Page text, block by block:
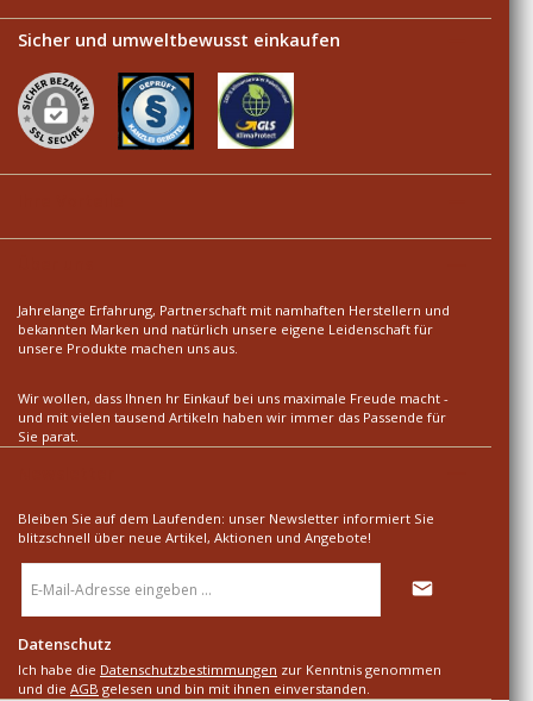
Sicher und umweltbewusst einkaufen
Jahrelange Erfahrung, Partnerschaft mit namhaften Herstellern und
bekannten Marken und natürlich unsere eigene Leidenschaft für
unsere Produkte machen uns aus.
Wir wollen, dass Ihnen hr Einkauf bei uns maximale Freude macht -
und mit vielen tausend Artikeln haben wir immer das Passende für
Sie parat.
Bleiben Sie auf dem Laufenden: unser Newsletter informiert Sie
blitzschnell über neue Artikel, Aktionen und Angebote!
Mail-
Datenschutz
Ich habe die Datenschutzbestimmungen zur Kenntnis genommen
und die AGB gelesen und bin mit ihnen einverstanden.